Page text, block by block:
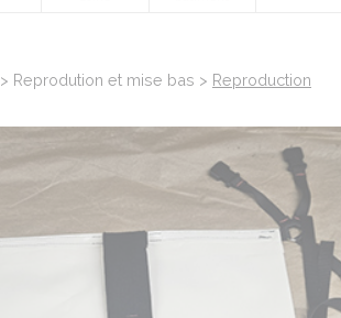
> Reprodution et mise bas > Reproduction